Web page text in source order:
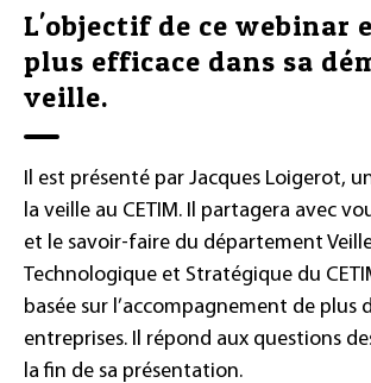
L'objectif de ce webinar
plus efficace dans sa
veille.
Il est présenté par Jacques Loigerot,
la veille au CETIM. Il partagera avec
et le savoir-faire du département
Technologique et Stratégique du
basée sur l’accompagnement de plus
entreprises. Il répond aux questions
la fin de sa présentation.